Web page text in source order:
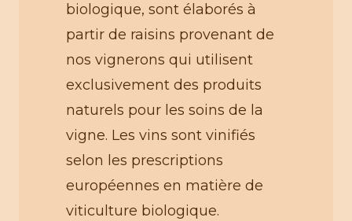
biologique, sont élaborés à
partir de raisins provenant de
nos vignerons qui utilisent
exclusivement des produits
naturels pour les soins de la
vigne. Les vins sont vinifiés
selon les prescriptions
européennes en matière de
viticulture biologique.